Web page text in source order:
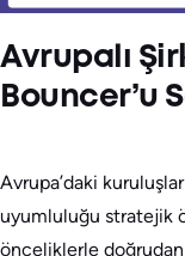
Avrupalı
Bouncer’u
Avrupa’daki
uyumluluğu stratejik
önceliklerle